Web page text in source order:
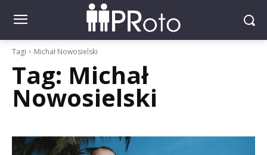
Tagi Michał Nowosielski
Tag: Michał
Nowosielski